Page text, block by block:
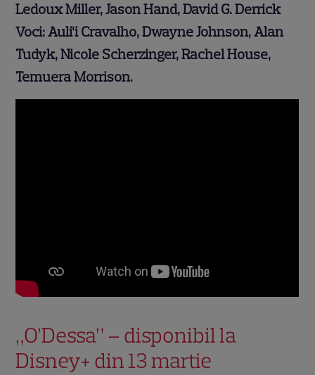
Ledoux Miller, Jason Hand, David G. Derrick
Voci: Auli’i Cravalho, Dwayne Johnson, Alan
Tudyk, Nicole Scherzinger, Rachel House,
Temuera Morrison.
„O’Dessa” – disponibil la
Disney+ din 13 martie